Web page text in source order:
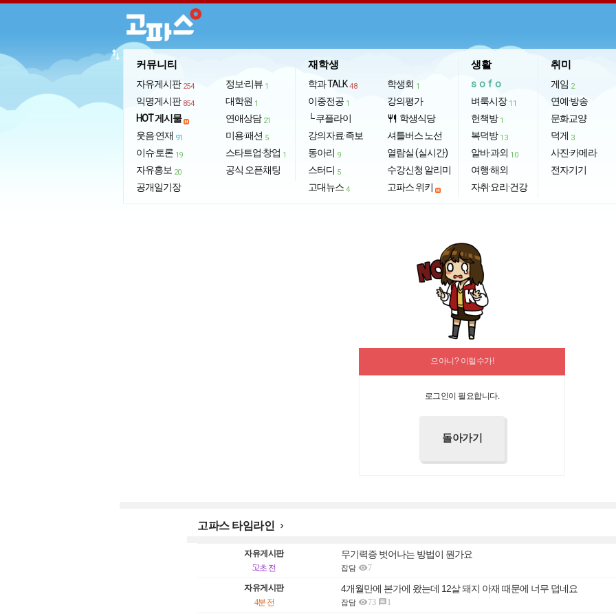
커뮤니티
자유게시판 254
익명게시판 854
HOT 게시물
웃음·연재 91
이슈·토론 19
자유홍보 20
공개일기장
정보·리뷰 1
대학원 1
연애상담 21
미용·패션 5
스타트업·창업 1
공식 오픈채팅
재학생
학과 TALK 48
이중전공 1
└ 쿠플라이
강의자료·족보
동아리 9
스터디 5
고대뉴스 4
학생회 1
강의평가
restaurant 학생식당
셔틀버스 노선
열람실 (실시간)
수강신청 알리미
고파스 위키
생활
sofo
벼룩시장 11
헌책방 1
복덕방 13
알바·과외 10
여행·해외
자취·요리·건강
취미
게임 2
연예·방송
문화교양
덕게 3
사진·카메라
전자기기
import_export
으아니? 이럴수가!
로그인이 필요합니다.
고파스 타임라인 
자유게시판 무기력증 벗어나는 방법이 뭔가요
52초 전 잡담 7
자유게시판 4개월만에 본가에 왔는데 12살 돼지 아재 때문에 너무 덥네요
4분 전 잡담 73 1